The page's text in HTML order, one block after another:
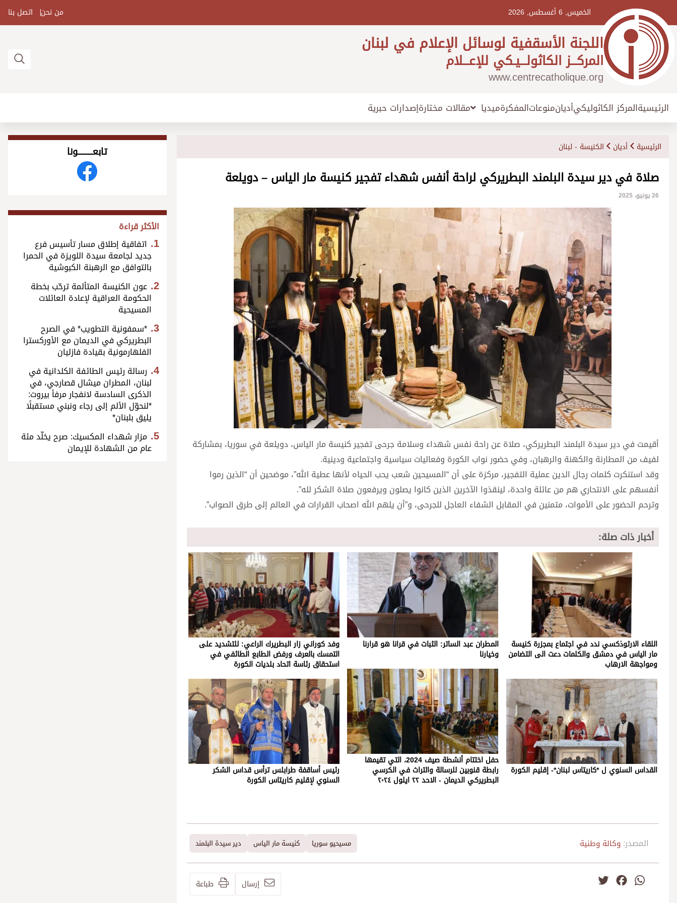
الخميس, 6 أغسطس, 2026 من نحن اتصل بنا
اللجنة الأسقفية لوسائل الإعلام في لبنان
المركـــز الكاثولـــيـكي للإعـــلام
www.centrecatholique.org
الرئيسيةالمركز الكاثوليكيأديانمنوعاتالمفكرةميديا مقالات مختارةإصدارات حبرية
الرئيسية أديان الكنيسة - لبنان
صلاة في دير سيدة البلمند البطريركي لراحة أنفس شهداء تفجير كنيسة مار الياس – دويلعة
26 يونيو، 2025
أقيمت في دير سيدة البلمند البطريركي، صلاة عن راحة نفس شهداء وسلامة جرحى تفجير كنيسة مار الياس، دويلعة في سوريا، بمشاركة
لفيف من المطارنة والكهنة والرهبان، وفي حضور نواب الكورة وفعاليات سياسية واجتماعية ودينية.
وقد استنكرت كلمات رجال الدين عملية التفجير، مركزة على أن “المسيحين شعب يحب الحياه لأنها عطية الله”، موضحين أن “الذين رموا
أنفسهم على الانتحاري هم من عائلة واحدة، لينقذوا الآخرين الذين كانوا يصلون ويرفعون صلاة الشكر لله”.
وترحم الحضور على الأموات، متمنين في المقابل الشفاء العاجل للجرحى، و”أن يلهم الله اصحاب القرارات في العالم إلى طرق الصواب”.
أخبار ذات صلة:
اللقاء الارثوذكسي ندد في اجتماع بمجزرة كنيسة
مار الياس في دمشق والكلمات دعت الى التضامن
ومواجهة الارهاب
القداس السنوي ل *كاريتاس لبنان*- إقليم الكورة
المطران عبد الساتر: الثبات في قرانا هو قرارنا
وخيارنا
حفل اختتام أنشطة صيف 2024، التي تقيمها
رابطة قنوبين للرسالة والتراث في الكرسي
البطريركي الديمان - الاحد ٢٢ ايلول ٢٠٢٤
وفد كوراني زار البطريرك الراعي: للتشديد على
التمسك بالعرف ورفض الطابع الطائفي في
استحقاق رئاسة اتحاد بلديات الكورة
رئيس أساقفة طرابلس ترأس قداس الشكر
السنوي لإقليم كاريتاس الكورة
المصدر: وكالة وطنية مسيحيو سوريا كنيسة مار الياس دير سيدة البلمند
WhatsApp
Facebook إرسال طباعة
تابعــــــــــونا
الأكثر قراءة
اتفاقية إطلاق مسار تأسيس فرع
جديد لجامعة سيدة اللويزة في الحمرا
بالتوافق مع الرهبنة الكبوشية
عون الكنيسة المتألمة ترحّب بخطة
الحكومة العراقية لإعادة العائلات
المسيحية
*سمفونية التطويب* في الصرح
البطريركي في الديمان مع الأوركسترا
الفلهارمونية بقيادة فازليان
رسالة رئيس الطائفة الكلدانية في
لبنان، المطران ميشال قصارجي، في
الذكرى السادسة لانفجار مرفأ بيروت:
*لنحوّل الألم إلى رجاء ونبني مستقبلًا
يليق بلبنان*
مزار شهداء المكسيك: صرح يخلّد مئة
عام من الشهادة للإيمان